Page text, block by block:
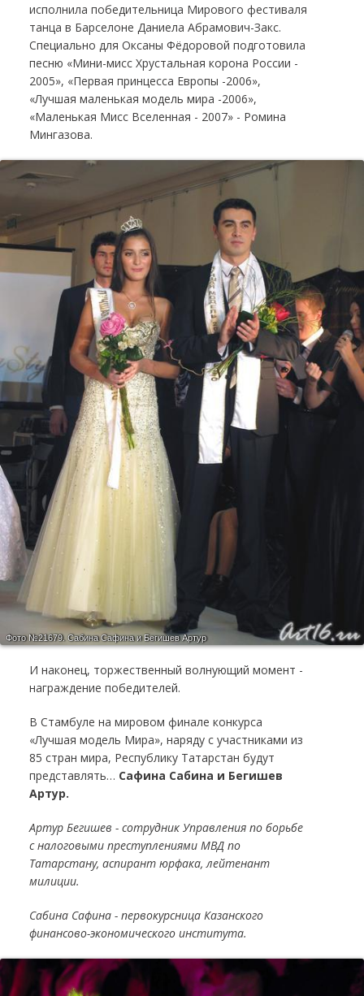
исполнила победительница Мирового фестиваля
танца в Барселоне Даниела Абрамович-Закс.
Специально для Оксаны Фёдоровой подготовила
песню «Мини-мисс Хрустальная корона России -
2005», «Первая принцесса Европы -2006»,
«Лучшая маленькая модель мира -2006»,
«Маленькая Мисс Вселенная - 2007» - Ромина
Мингазова.
Фото №21679. Сабина Сафина и Бегишев Артур
И наконец, торжественный волнующий момент -
награждение победителей.
В Стамбуле на мировом финале конкурса
«Лучшая модель Мира», наряду с участниками из
85 стран мира, Республику Татарстан будут
представлять… Сафина Сабина и Бегишев
Артур.
Артур Бегишев - сотрудник Управления по борьбе
с налоговыми преступлениями МВД по
Татарстану, аспирант юрфака, лейтенант
милиции.
Сабина Сафина - первокурсница Казанского
финансово-экономического института.